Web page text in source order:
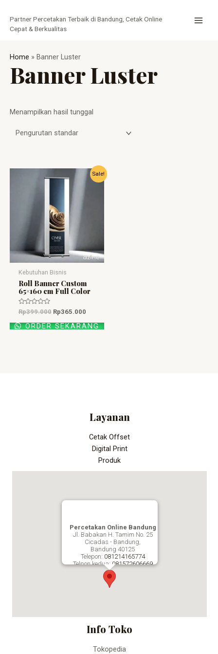
konten
Partner Percetakan Terbaik di Bandung, Cetak Online
Cepat & Berkualitas
Home » Banner Luster
Banner Luster
Menampilkan hasil tunggal
Sale!
Kebutuhan Bisnis
Roll Banner Custom
65×160 cm Full Color
Dinilai
0
dari
5
Rp399.000
aslinya
Rp365.000
Harga
saat
ORDER SEKARANG
Layanan
Cetak Offset
Digital Print
Produk
Percetakan Online Bandung
Jl. Babakan H. Tamim No. 25
Cicadas - Bandung,
Bandung 40125
Telepon: 081214165774
Telpon kedua: 081572606669
Percetakan Online Bandung
Info Toko
Tokopedia